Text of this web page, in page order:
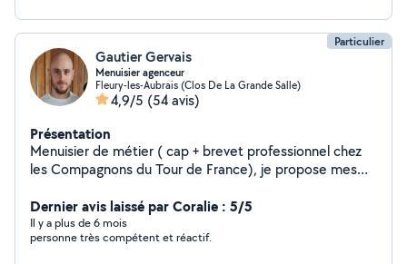
Particulier
Gautier Gervais
Menuisier agenceur
Fleury-les-Aubrais (Clos De La Grande Salle)
4,9/5 (54 avis)
Présentation
Menuisier de métier ( cap + brevet professionnel chez
les Compagnons du Tour de France), je propose mes
meubles, fabrication, manutention, bricolage et diverses
autres missions. Je suis équipé d'une visseuse et d'une
caisse à outils ainsi que divers outils portatifs.
Dernier avis laissé par Coralie : 5/5
Il y a plus de 6 mois
personne très compétent et réactif.